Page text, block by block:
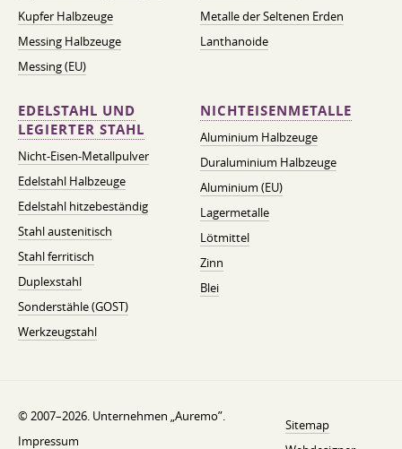
Kupfer Halbzeuge
Messing Halbzeuge
Messing (EU)
Metalle der Seltenen Erden
Lanthanoide
EDELSTAHL UND
LEGIERTER STAHL
Nicht-Eisen-Metallpulver
Edelstahl Halbzeuge
Edelstahl hitzebeständig
Stahl austenitisch
Stahl ferritisch
Duplexstahl
Sonderstähle (GOST)
Werkzeugstahl
NICHTEISENMETALLE
Aluminium Halbzeuge
Duraluminium Halbzeuge
Aluminium (EU)
Lagermetalle
Lötmittel
Zinn
Blei
© 2007–2026. Unternehmen „Auremo”.
Impressum
Sitemap